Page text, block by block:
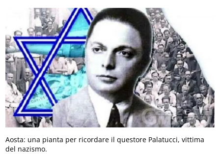
Aosta: una pianta per ricordare il questore Palatucci, vittima
del nazismo.